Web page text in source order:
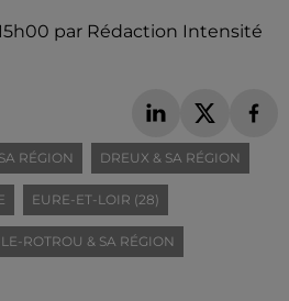
par Rédaction Intensité
RÉGION DREUX & SA RÉGION
EURE-ET-LOIR (28)
ROTROU & SA RÉGION